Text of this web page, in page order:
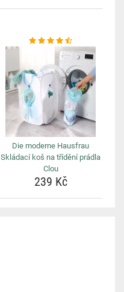
Die moderne Hausfrau
Skládací koš na třídění prádla
Clou
239 Kč